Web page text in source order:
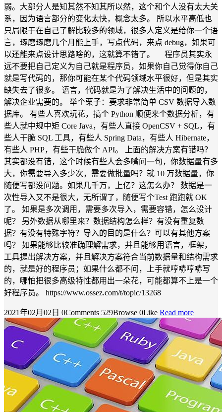
弱。大部分人是知其然不知其所以然，这个和个人没有太大关
系，因为语言部分的变化太快，概念太多。 所以水平高低也
只局限于在自己了解比较多的领域，很多人定义是给你一个语
言，琢磨琢磨几个月能上手，写点代码，来点 debug，如果可
以还能来点设计思路啥的，这就算不错了。 程序员其实永
远不要把自己定义为自己就是程序员，如果你自己觉得你自己
就是写代码的，那你可能在某个代码领域水平很好，但是其实
缺失去了很多。 语言，代码就是为了解决生活中的问题的，
解决企业需要的。 举个栗子：要求非常简单 CSV 数据导入数
据库。 有些人喜欢玩花，搞个 Python 顺便来个数据分析，有
些人就中规中矩 Core Java，有些人直接 OpenCSV + SQL，有
些人干脆 SQL 工具，有些人 Spring Data，有些人 Hibernate，
有些人 PHP，有些干脆做个 API。 上面的解决方案有错吗？
其实都没有错，这个时候有些人会多嘴问一句，你数据量有多
大，你需要导入多少次，需要做批量吗？就 10 万数据量，你
随便写都没问题。如果几千万，上亿？这怎么办？ 数据是一
次性导入又不是很大，无所谓了，随便写个Test 跑跑就 OK
了。 如果是多次调用，需要多次导入，需要容错，怎么设计
呢？ 另外数据从哪里来？数据结构怎么样？有没有重复数
据？有没有特殊字符？导入的目的是什么？可以有其他方案
吗？ 如果能够比较准确理解需求，并且能够用语言，框架，
工具提出解决方案，并且解决方案符合当前数据量和结构需求
的，就是好的程序员；如果什么都不问，上手就哼哧哼哧写
的，哪怕把很多高级特性都用出一朵花，可能都算不上是一个
好程序员。 https://www.ossez.com/t/topic/13268
2021年02月02日 0Comments 529Browse 0Like Read more